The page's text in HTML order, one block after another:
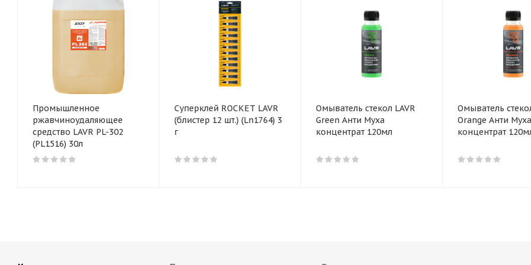
Промышленное
ржавчиноудаляющее
средство LAVR PL-302
(PL1516) 30л
Суперклей ROCKET LAVR
(блистер 12 шт.) (Ln1764) 3
г
Омыватель стекол LAVR
Green Анти Муха
концентрат 120мл
Омыватель
Orange Анти Муха
концентрат